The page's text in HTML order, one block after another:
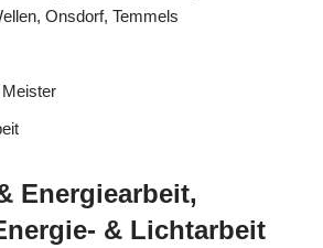
Onsdorf, Temmels
Energiearbeit,
& Lichtarbeit